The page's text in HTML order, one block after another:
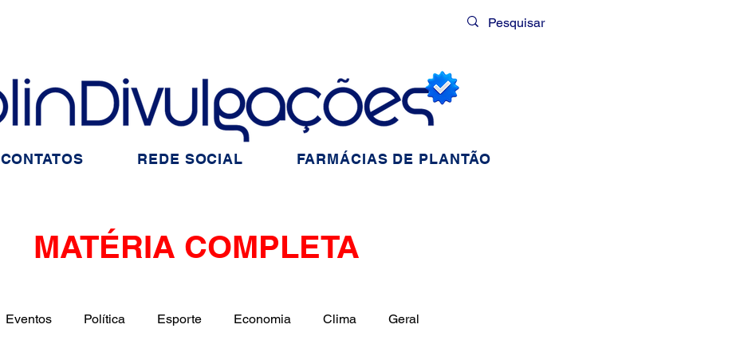
MATÉRIA COMPLETA
Eventos Política Esporte Economia Clima Geral
CONTATOS REDE SOCIAL FARMÁCIAS DE PLANTÃO